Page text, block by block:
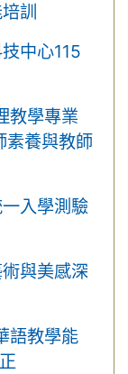
訓
中心115
教學專業
素養與教師
入學測驗
與美感深
語教學能